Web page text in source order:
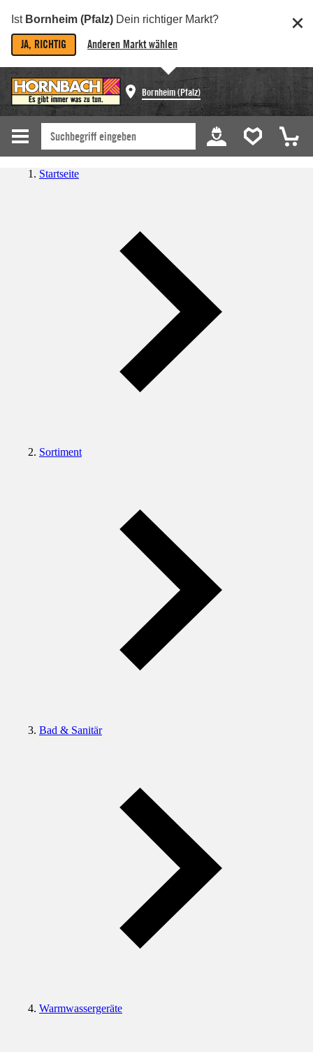
Ist Bornheim (Pfalz) Dein richtiger Markt?
JA, RICHTIG Anderen Markt wählen
Bornheim (Pfalz)
Startseite
Sortiment
Bad & Sanitär
Warmwassergeräte